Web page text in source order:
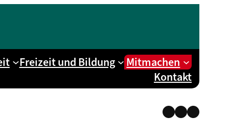
Freizeit und Bildung
Mitmachen
Kontakt
Instagram
Facebook